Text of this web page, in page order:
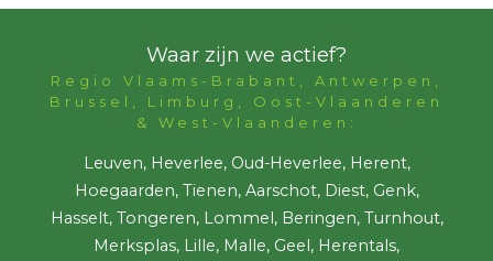
Waar zijn we actief?
Regio Vlaams-Brabant, Antwerpen,
Brussel, Limburg, Oost-Vlaanderen
& West-Vlaanderen:
Leuven, Heverlee, Oud-Heverlee, Herent,
Hoegaarden, Tienen, Aarschot, Diest, Genk,
Hasselt, Tongeren, Lommel, Beringen, Turnhout,
Merksplas, Lille, Malle, Geel, Herentals,